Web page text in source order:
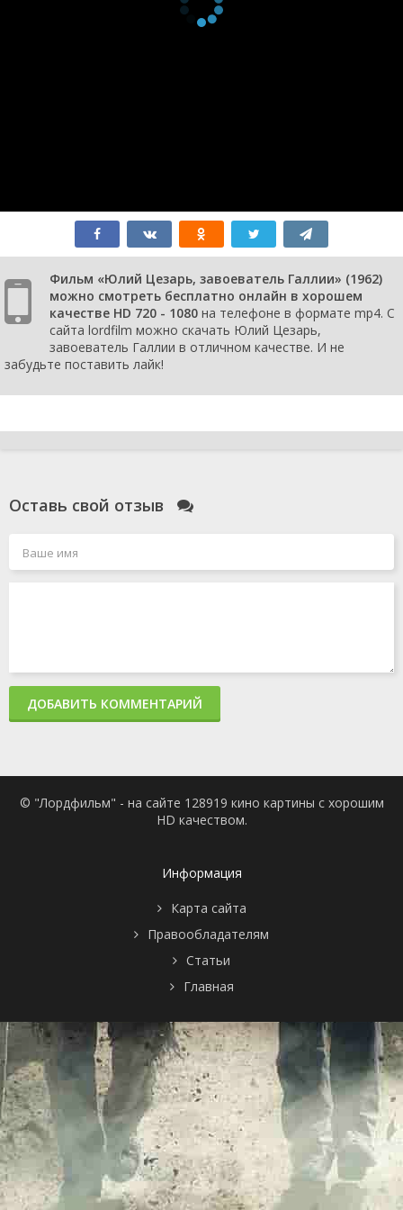
Фильм «Юлий Цезарь, завоеватель Галлии» (1962)
можно смотреть бесплатно онлайн в хорошем
качестве HD 720 - 1080 на телефоне в формате mp4. С
сайта lordfilm можно скачать Юлий Цезарь,
завоеватель Галлии в отличном качестве. И не
забудьте поставить лайк!
Оставь свой отзыв
ДОБАВИТЬ КОММЕНТАРИЙ
© "Лордфильм" - на сайте 128919 кино картины с хорошим
HD качеством.
Информация
Карта сайта
Правообладателям
Статьи
Главная